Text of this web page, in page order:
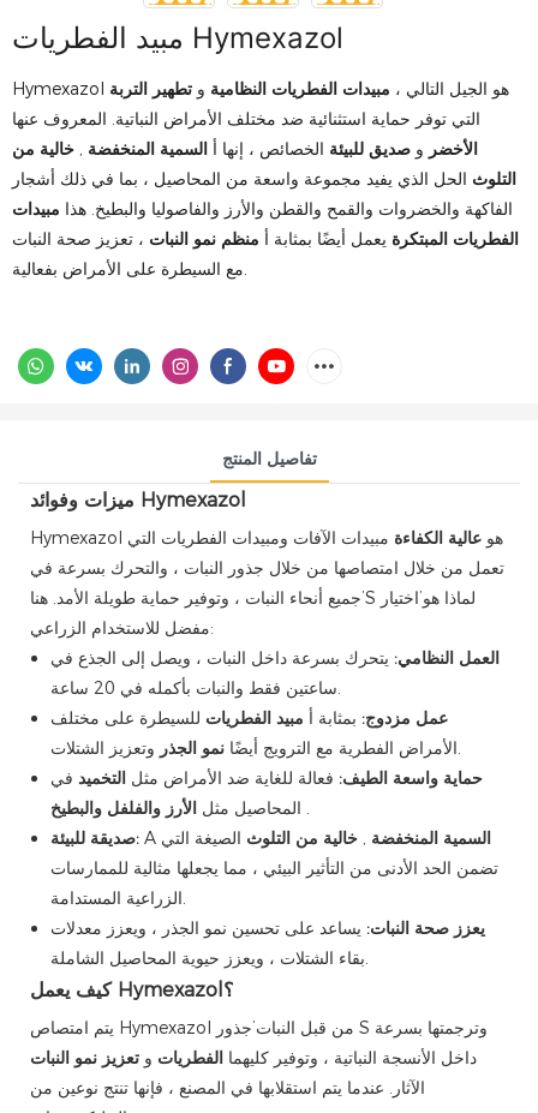
مبيد الفطريات Hymexazol
Hymexazol هو الجيل التالي ، مبيدات الفطريات النظامية و تطهير التربة
التي توفر حماية استثنائية ضد مختلف الأمراض النباتية. المعروف عنها
الأخضر و صديق للبيئة الخصائص ، إنها أ السمية المنخفضة , خالية من
التلوث الحل الذي يفيد مجموعة واسعة من المحاصيل ، بما في ذلك أشجار
الفاكهة والخضروات والقمح والقطن والأرز والفاصوليا والبطيخ. هذا مبيدات
الفطريات المبتكرة يعمل أيضًا بمثابة أ منظم نمو النبات ، تعزيز صحة النبات
مع السيطرة على الأمراض بفعالية.
تفاصيل المنتج
ميزات وفوائد Hymexazol
Hymexazol هو عالية الكفاءة مبيدات الآفات ومبيدات الفطريات التي
تعمل من خلال امتصاصها من خلال جذور النبات ، والتحرك بسرعة في
جميع أنحاء النبات ، وتوفير حماية طويلة الأمد. هنا’S لماذا هو’اختيار
مفضل للاستخدام الزراعي:
العمل النظامي: يتحرك بسرعة داخل النبات ، ويصل إلى الجذع في
ساعتين فقط والنبات بأكمله في 20 ساعة.
عمل مزدوج: بمثابة أ مبيد الفطريات للسيطرة على مختلف
الأمراض الفطرية مع الترويج أيضًانمو الجذر
وتعزيز الشتلات.
حماية واسعة الطيف: فعالة للغاية ضد الأمراض مثل التخميد في
المحاصيل مثل .
صديقة للبيئة: A السمية المنخفضة ,خالية من التلوث الصيغة التي
تضمن الحد الأدنى من التأثير البيئي ، مما يجعلها مثالية للممارسات
الزراعية المستدامة.
يعزز صحة النبات: يساعد على تحسين نمو الجذر ، ويعزز معدلات
بقاء الشتلات ، ويعزز حيوية المحاصيل الشاملة.
كيف يعمل Hymexazol؟
يتم امتصاص Hymexazol من قبل النبات’جذور S وترجمتها بسرعة
داخل الأنسجة النباتية ، وتوفير كليهما الفطريات و تعزيز نمو النبات
الآثار. عندما يتم استقلابها في المصنع ، فإنها تنتج نوعين من